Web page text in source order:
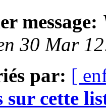
message:
30 Mar
par: [
cette